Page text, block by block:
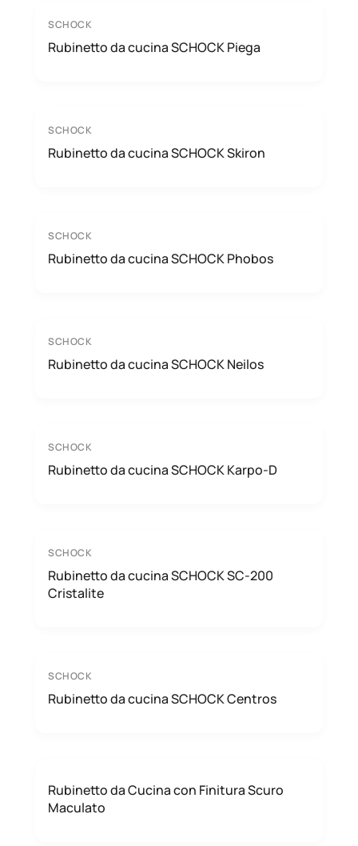
SCHOCK
Rubinetto da cucina SCHOCK Piega
SCHOCK
Rubinetto da cucina SCHOCK Skiron
SCHOCK
Rubinetto da cucina SCHOCK Phobos
SCHOCK
Rubinetto da cucina SCHOCK Neilos
SCHOCK
Rubinetto da cucina SCHOCK Karpo-D
SCHOCK
Rubinetto da cucina SCHOCK SC-200
Cristalite
SCHOCK
Rubinetto da cucina SCHOCK Centros
Rubinetto da Cucina con Finitura Scuro
Maculato